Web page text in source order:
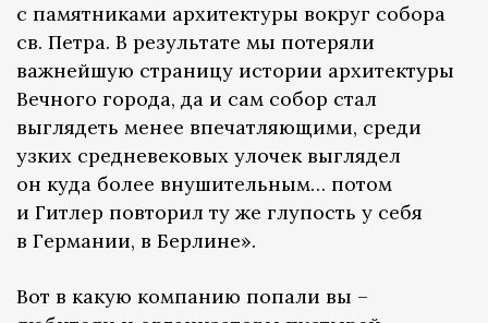
с памятниками архитектуры вокруг собора
св. Петра. В результате мы потеряли
важнейшую страницу истории архитектуры
Вечного города, да и сам собор стал
выглядеть менее впечатляющими, среди
узких средневековых улочек выглядел
он куда более внушительным… потом
и Гитлер повторил ту же глупость у себя
в Германии, в Берлине».
Вот в какую компанию попали вы –